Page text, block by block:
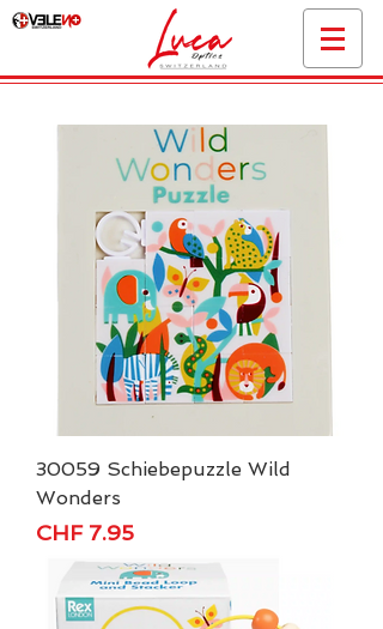
30059 Schiebepuzzle Wild
Wonders
Price
CHF 7.95